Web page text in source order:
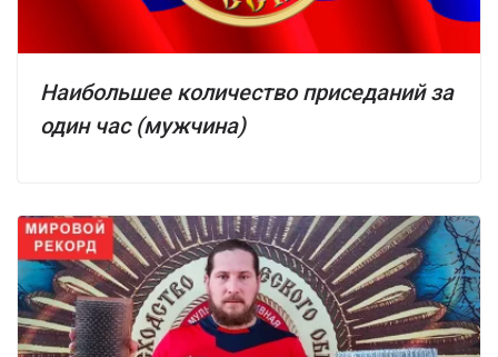
Наибольшее количество приседаний за
один час (мужчина)